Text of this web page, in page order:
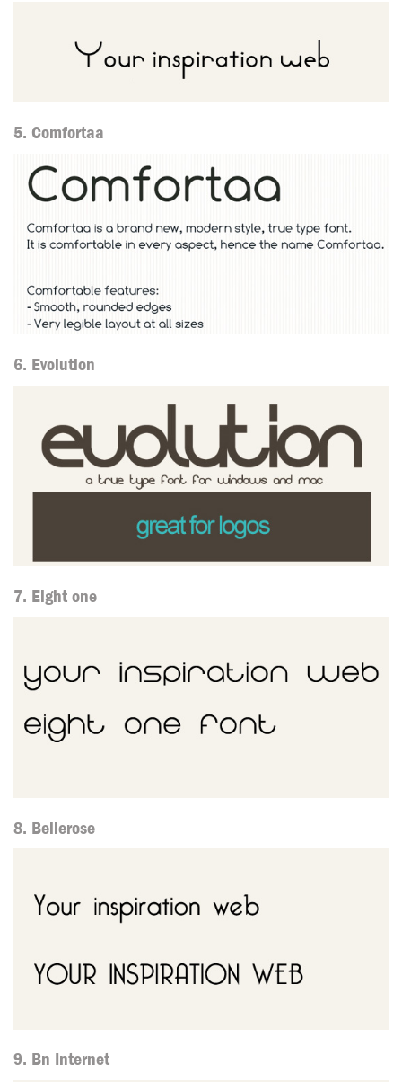
5. Comfortaa
6. Evolution
7. Eight one
8. Bellerose
9. Bn Internet